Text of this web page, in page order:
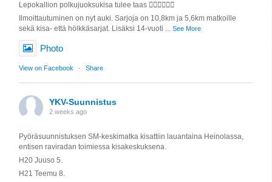
Lepokallion polkujuoksukisa tulee taas 🏃🏼‍♀️🏃🏼‍♂️
Ilmoittautuminen on nyt auki. Sarjoja on 10,8km ja 5,6km matkoille
sekä kisa- että hölkkäsarjat. Lisäksi 14-vuoti ... See More
Photo
View on Facebook · Share
YKV-Suunnistus
2 weeks ago
Pyöräsuunnistuksen SM-keskimatka kisattiin lauantaina Heinolassa,
entisen raviradan toimiessa kisakeskuksena.
H20 Juuso 5.
H21 Teemu 8.